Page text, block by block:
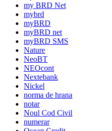
my BRD Net
mybrd
myBRD
myBRD net
myBRD SMS
Nature
NeoBT
NEOcont
Nextebank
Nickel
norma de hrana
notar
Noul Cod Civil
numerar